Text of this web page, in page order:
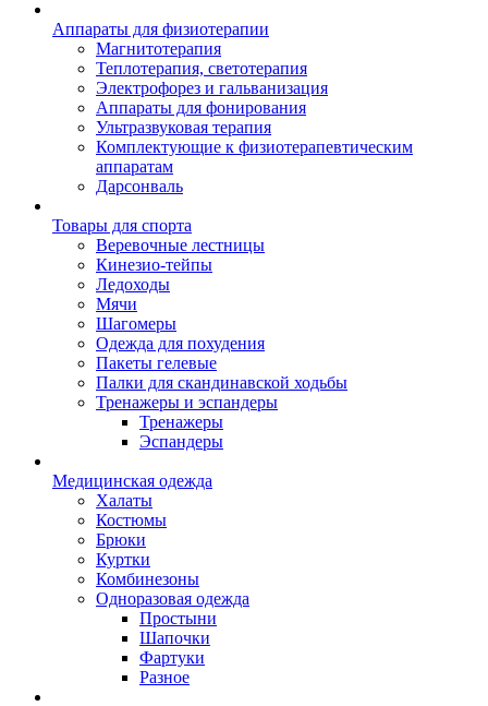
Аппараты для физиотерапии
Магнитотерапия
Теплотерапия, светотерапия
Электрофорез и гальванизация
Аппараты для фонирования
Ультразвуковая терапия
Комплектующие к физиотерапевтическим
аппаратам
Дарсонваль
Товары для спорта
Веревочные лестницы
Кинезио-тейпы
Ледоходы
Мячи
Шагомеры
Одежда для похудения
Пакеты гелевые
Палки для скандинавской ходьбы
Тренажеры и эспандеры
Тренажеры
Эспандеры
Медицинская одежда
Халаты
Костюмы
Брюки
Куртки
Комбинезоны
Одноразовая одежда
Простыни
Шапочки
Фартуки
Разное